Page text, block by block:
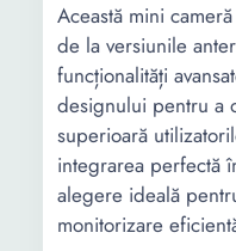
Această mini
de la versiunile
funcționalități
designului pentru a
superioară
integrarea perfectă
alegere ideală
monitorizare